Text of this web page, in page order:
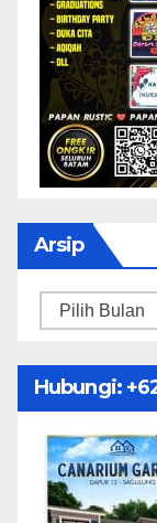
Arsip
Arsip
Hubungi: